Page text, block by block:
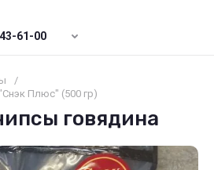
61-00
/
Плюс" (500 гр)
говядина